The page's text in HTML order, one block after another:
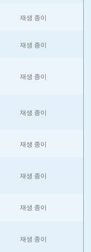
재생 종이
재생 종이
재생 종이
재생 종이
재생 종이
재생 종이
재생 종이
재생 종이